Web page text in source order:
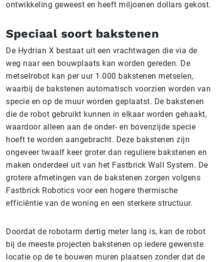
ontwikkeling geweest en heeft miljoenen dollars gekost.
Speciaal soort bakstenen
De Hydrian X bestaat uit een vrachtwagen die via de
weg naar een bouwplaats kan worden gereden. De
metselrobot kan per uur 1.000 bakstenen metselen,
waarbij de bakstenen automatisch voorzien worden van
specie en op de muur worden geplaatst. De bakstenen
die de robot gebruikt kunnen in elkaar worden gehaakt,
waardoor alleen aan de onder- en bovenzijde specie
hoeft te worden aangebracht. Deze bakstenen zijn
ongeveer twaalf keer groter dan reguliere bakstenen en
maken onderdeel uit van het Fastbrick Wall System. De
grotere afmetingen van de bakstenen zorgen volgens
Fastbrick Robotics voor een hogere thermische
efficiëntie van de woning en een sterkere structuur.
Doordat de robotarm dertig meter lang is, kan de robot
bij de meeste projecten bakstenen op iedere gewenste
locatie op de te bouwen muren plaatsen zonder dat de